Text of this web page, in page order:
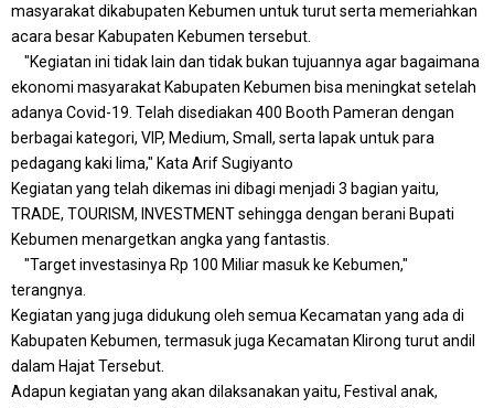
masyarakat dikabupaten Kebumen untuk turut serta memeriahkan
acara besar Kabupaten Kebumen tersebut.
"Kegiatan ini tidak lain dan tidak bukan tujuannya agar bagaimana
ekonomi masyarakat Kabupaten Kebumen bisa meningkat setelah
adanya Covid-19. Telah disediakan 400 Booth Pameran dengan
berbagai kategori, VIP, Medium, Small, serta lapak untuk para
pedagang kaki lima," Kata Arif Sugiyanto
Kegiatan yang telah dikemas ini dibagi menjadi 3 bagian yaitu,
TRADE, TOURISM, INVESTMENT sehingga dengan berani Bupati
Kebumen menargetkan angka yang fantastis.
"Target investasinya Rp 100 Miliar masuk ke Kebumen,"
terangnya.
Kegiatan yang juga didukung oleh semua Kecamatan yang ada di
Kabupaten Kebumen, termasuk juga Kecamatan Klirong turut andil
dalam Hajat Tersebut.
Adapun kegiatan yang akan dilaksanakan yaitu, Festival anak,